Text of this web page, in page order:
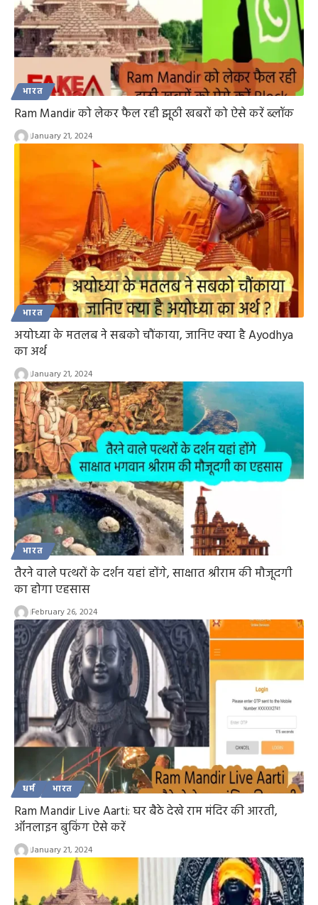
भारत
Ram Mandir को लेकर फैल रही झूठी खबरों को ऐसे करें ब्लॉक
January 21, 2024
भारत
अयोध्या के मतलब ने सबको चौंकाया, जानिए क्या है Ayodhya
का अर्थ
January 21, 2024
भारत
तैरने वाले पत्थरों के दर्शन यहां होंगे, साक्षात श्रीराम की मौजूदगी
का होगा एहसास
February 26, 2024
धर्म भारत
Ram Mandir Live Aarti: घर बैठे देखे राम मंदिर की आरती,
ऑनलाइन बुकिंग ऐसे करें
January 21, 2024